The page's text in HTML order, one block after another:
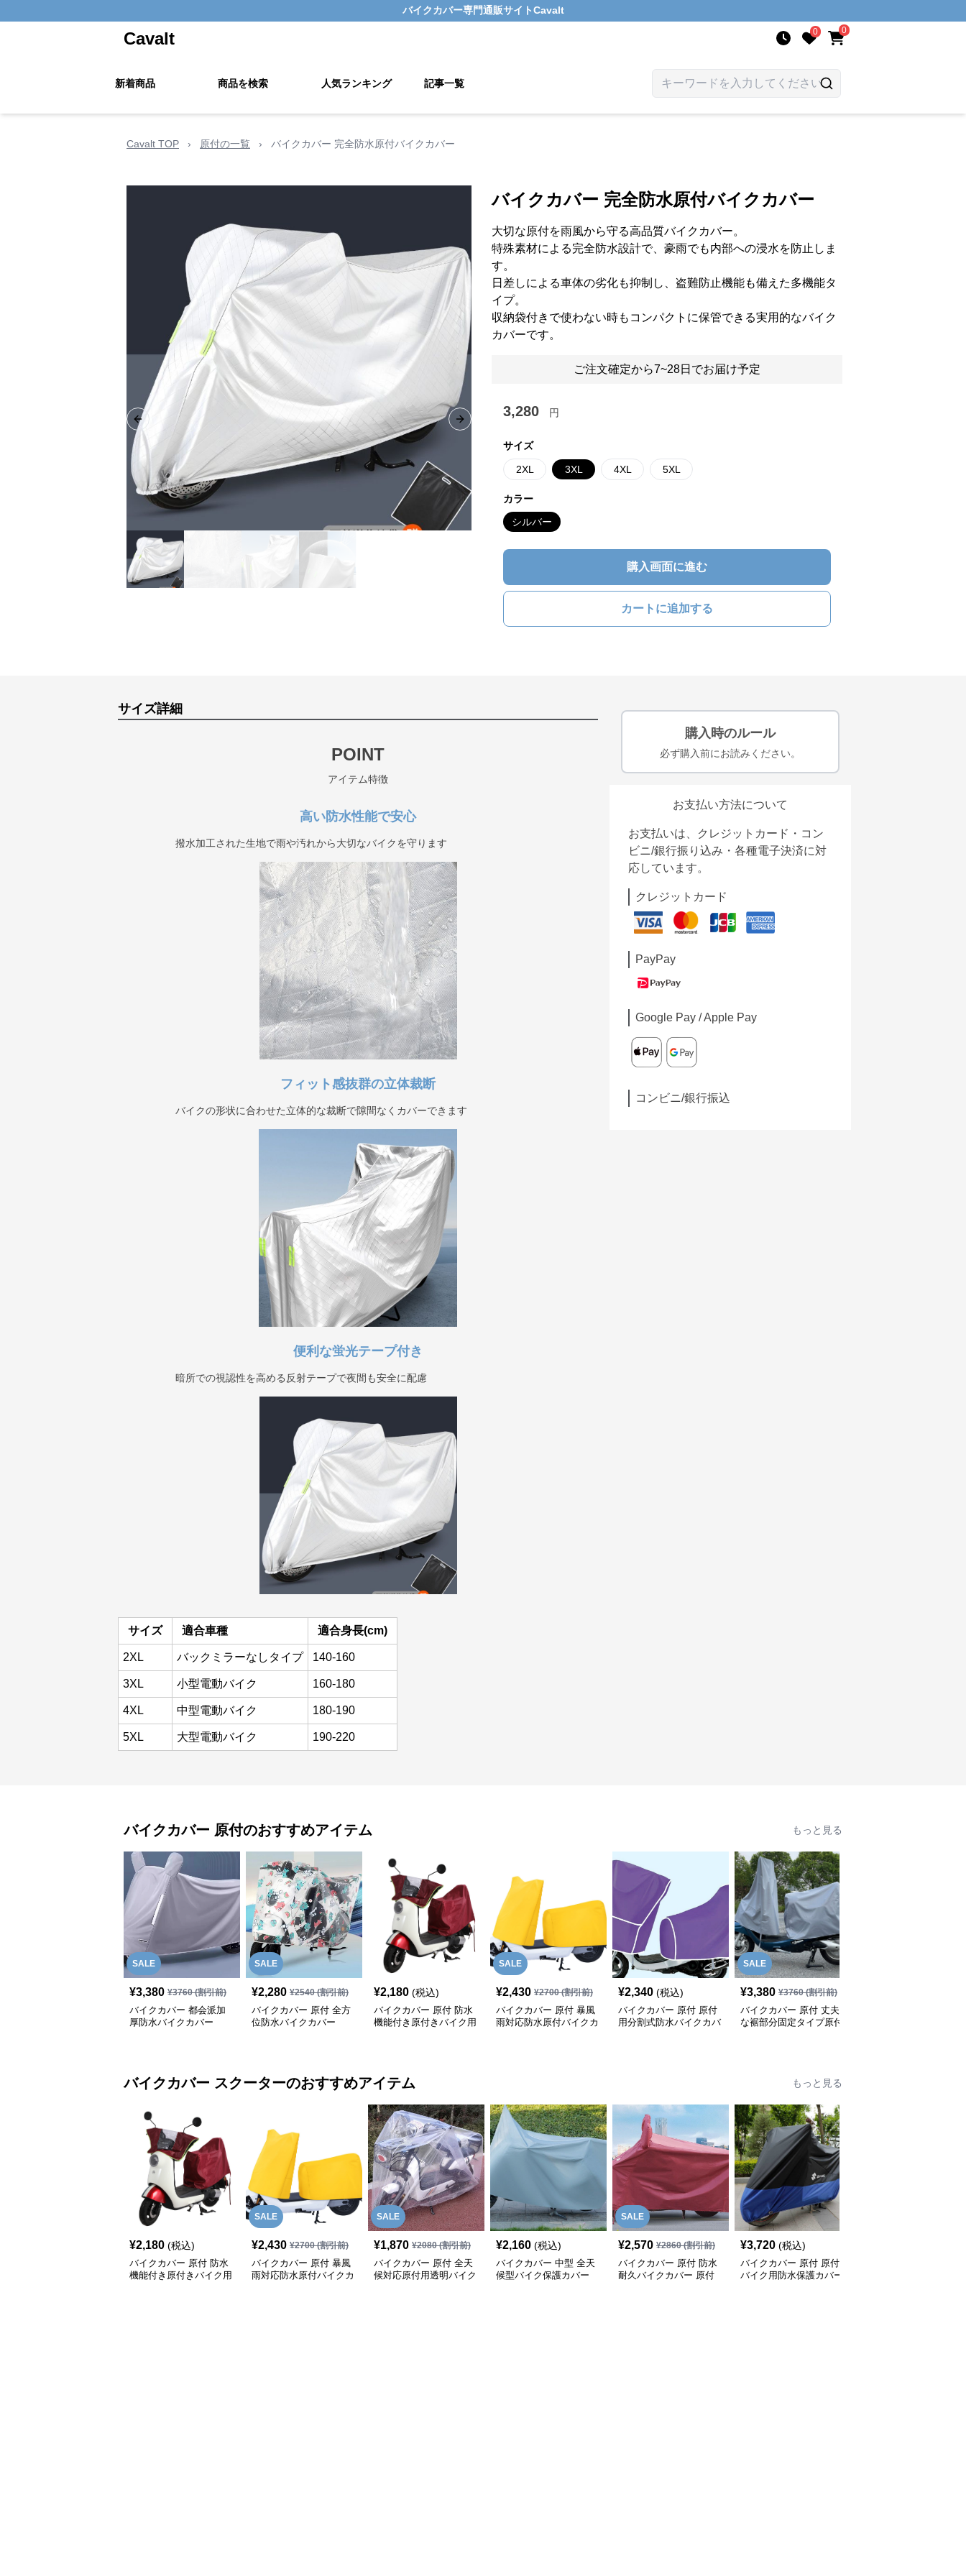
バイクカバー専門通販サイトCavalt
Cavalt 0 0
新着商品 商品を検索 人気ランキング 記事一覧
Cavalt TOP › 原付の一覧 › バイクカバー 完全防水原付バイクカバー
Previous slide Next slide
バイクカバー 完全防水原付バイクカバー
大切な原付を雨風から守る高品質バイクカバー。
特殊素材による完全防水設計で、豪雨でも内部への浸水を防止しま
す。
日差しによる車体の劣化も抑制し、盗難防止機能も備えた多機能タ
イプ。
収納袋付きで使わない時もコンパクトに保管できる実用的なバイク
カバーです。
ご注文確定から7~28日でお届け予定
3,280 円
サイズ
2XL 3XL 4XL 5XL
カラー
シルバー
購入画面に進む
カートに追加する
サイズ詳細
POINT
アイテム特徴
高い防水性能で安心
撥水加工された生地で雨や汚れから大切なバイクを守ります
フィット感抜群の立体裁断
バイクの形状に合わせた立体的な裁断で隙間なくカバーできます
便利な蛍光テープ付き
暗所での視認性を高める反射テープで夜間も安全に配慮
サイズ 適合車種 適合身長(cm)
2XL バックミラーなしタイプ 140-160
3XL 小型電動バイク 160-180
4XL 中型電動バイク 180-190
5XL 大型電動バイク 190-220
購入時のルール
必ず購入前にお読みください。
お支払い方法について
お支払いは、クレジットカード・コン
ビニ/銀行振り込み・各種電子決済に対
応しています。
クレジットカード
PayPay
Google Pay / Apple Pay
コンビニ/銀行振込
バイクカバー 原付のおすすめアイテム もっと見る
SALE
¥3,380 ¥3760(割引前)
バイクカバー 都会派加
厚防水バイクカバー
SALE
¥2,280 ¥2540(割引前)
バイクカバー 原付 全方
位防水バイクカバー
¥2,180 (税込)
バイクカバー 原付 防水
機能付き原付きバイク用
SALE
¥2,430 ¥2700(割引前)
バイクカバー 原付 暴風
雨対応防水原付バイクカ
¥2,340 (税込)
バイクカバー 原付 原付
用分割式防水バイクカバ
SALE
¥3,380 ¥3760(割引前)
バイクカバー 原付 丈夫
な裾部分固定タイプ原付
バイクカバー スクーターのおすすめアイテム もっと見る
¥2,180 (税込)
バイクカバー 原付 防水
機能付き原付きバイク用
SALE
¥2,430 ¥2700(割引前)
バイクカバー 原付 暴風
雨対応防水原付バイクカ
SALE
¥1,870 ¥2080(割引前)
バイクカバー 原付 全天
候対応原付用透明バイク
¥2,160 (税込)
バイクカバー 中型 全天
候型バイク保護カバー
SALE
¥2,570 ¥2860(割引前)
バイクカバー 原付 防水
耐久バイクカバー 原付
¥3,720 (税込)
バイクカバー 原付 原付
バイク用防水保護カバー